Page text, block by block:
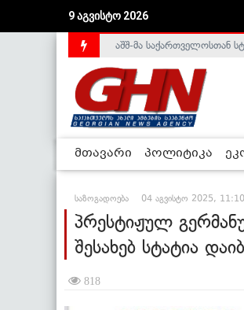
9 აგვისტო 2026
საქართველოს დე-ფაქტო
აშშ-მა საქართველოსთან
მთავარი პოლიტიკა
საზოგადოება 04 აგვისტო 2025, 11:10
პრესტიჟულ
შესახებ სტატია
818